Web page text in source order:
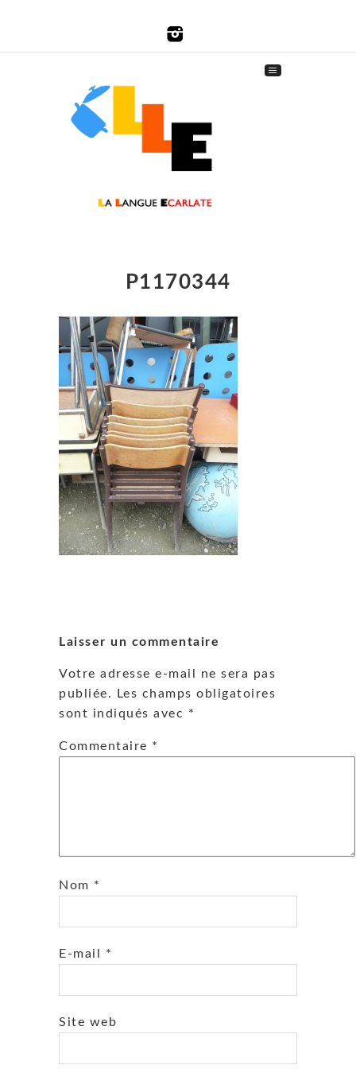
P1170344
Laisser un commentaire
Votre adresse e-mail ne sera pas
publiée.
Les champs obligatoires
sont indiqués avec *
Commentaire *
Nom *
E-mail *
Site web